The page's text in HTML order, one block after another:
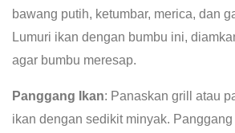
bawang putih, ketumbar, merica, dan
Lumuri ikan dengan bumbu ini,
agar bumbu meresap.
Panggang Ikan: Panaskan grill atau
ikan dengan sedikit minyak.